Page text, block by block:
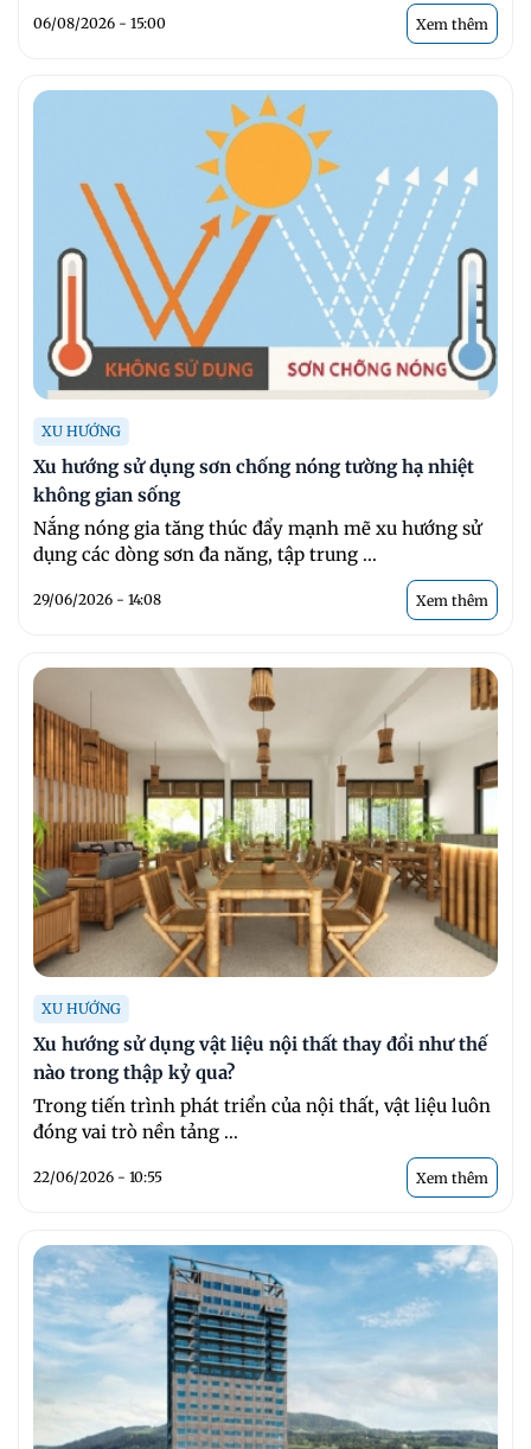
06/08/2026 - 15:00 Xem thêm
XU HƯỚNG
Xu hướng sử dụng sơn chống nóng tường hạ nhiệt
không gian sống
Nắng nóng gia tăng thúc đẩy mạnh mẽ xu hướng sử
dụng các dòng sơn đa năng, tập trung ...
29/06/2026 - 14:08 Xem thêm
XU HƯỚNG
Xu hướng sử dụng vật liệu nội thất thay đổi như thế
nào trong thập kỷ qua?
Trong tiến trình phát triển của nội thất, vật liệu luôn
đóng vai trò nền tảng ...
22/06/2026 - 10:55 Xem thêm